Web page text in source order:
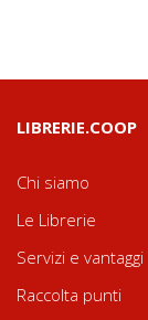
LIBRERIE.COOP
Chi siamo
Le Librerie
Servizi e vantaggi
Raccolta punti